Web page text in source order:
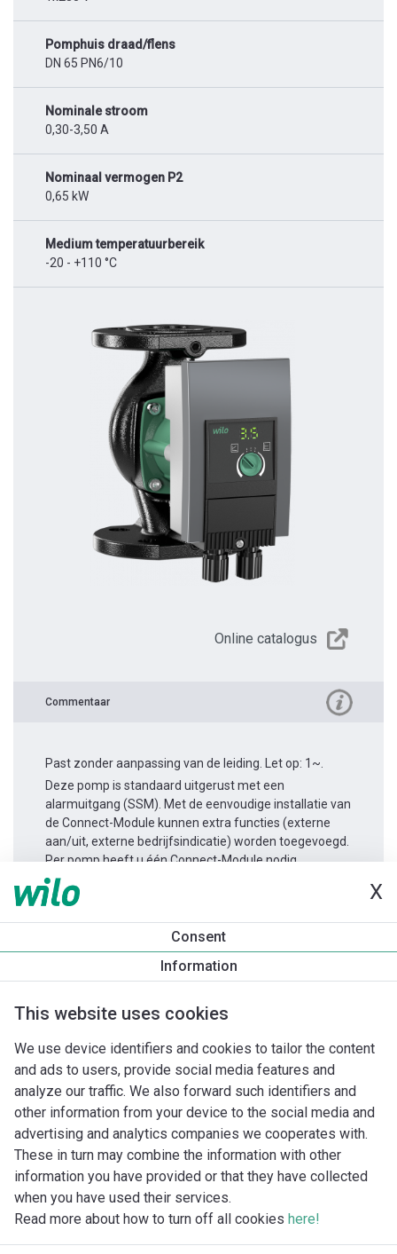
X
Consent
Information
This website uses cookies
We use device identifiers and cookies to tailor the content
and ads to users, provide social media features and
analyze our traffic. We also forward such identifiers and
other information from your device to the social media and
advertising and analytics companies we cooperates with.
These in turn may combine the information with other
information you have provided or that they have collected
when you have used their services.
Read more about how to turn off all cookies here!
Pomphuis draad/flens
DN 65 PN6/10
Nominale stroom
0,30-3,50 A
Nominaal vermogen P2
0,65 kW
Medium temperatuurbereik
-20 - +110 °C
Online catalogus
Commentaar
Past zonder aanpassing van de leiding. Let op: 1~.
Deze pomp is standaard uitgerust met een
alarmuitgang (SSM). Met de eenvoudige installatie van
de Connect-Module kunnen extra functies (externe
aan/uit, externe bedrijfsindicatie) worden toegevoegd.
Per pomp heeft u één Connect-Module nodig.
Productinformatie
Imprint